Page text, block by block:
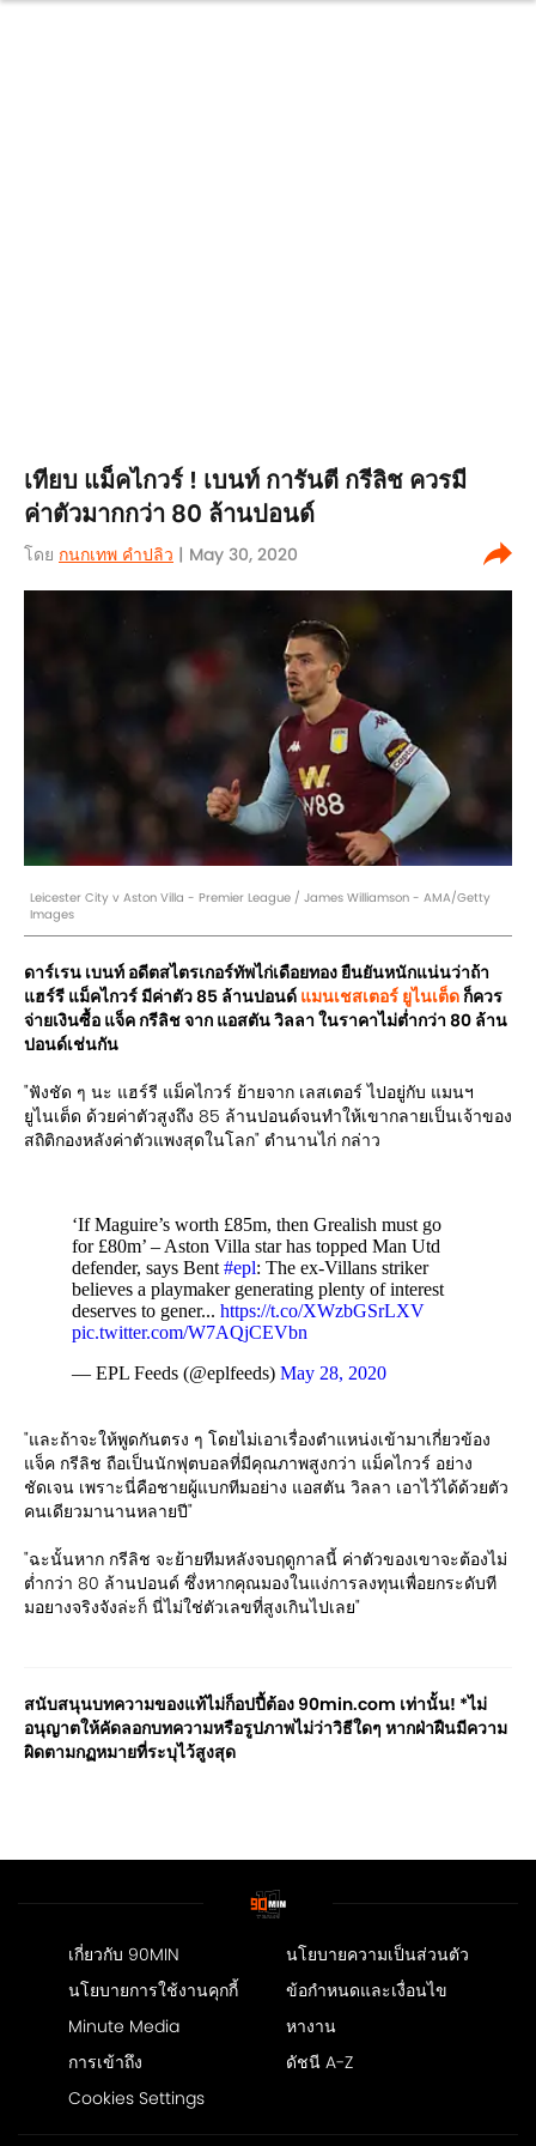
เทียบ แม็คไกวร์ ! เบนท์ การันตี กรีลิช ควรมี
ค่าตัวมากกว่า 80 ล้านปอนด์
โดย กนกเทพ คำปลิว | May 30, 2020
Leicester City v Aston Villa - Premier League / James Williamson - AMA/Getty
Images
ดาร์เรน เบนท์ อดีตสไตรเกอร์ทัพไก่เดือยทอง ยืนยันหนักแน่นว่าถ้า
แฮร์รี แม็คไกวร์ มีค่าตัว 85 ล้านปอนด์ แมนเชสเตอร์ ยูไนเต็ดก็ควร
จ่ายเงินซื้อ แจ็ค กรีลิช จาก แอสตัน วิลลา ในราคาไม่ต่ำกว่า 80 ล้าน
ปอนด์เช่นกัน
"ฟังชัด ๆ นะ แฮร์รี แม็คไกวร์ ย้ายจาก เลสเตอร์ ไปอยู่กับ แมนฯ
ยูไนเต็ด ด้วยค่าตัวสูงถึง 85 ล้านปอนด์จนทำให้เขากลายเป็นเจ้าของ
สถิติกองหลังค่าตัวแพงสุดในโลก" ตำนานไก่ กล่าว
‘If Maguire’s worth £85m, then Grealish must go
for £80m’ – Aston Villa star has topped Man Utd
defender, says Bent #epl: The ex-Villans striker
believes a playmaker generating plenty of interest
deserves to gener... https://t.co/XWzbGSrLXV
pic.twitter.com/W7AQjCEVbn
— EPL Feeds (@eplfeeds) May 28, 2020
"และถ้าจะให้พูดกันตรง ๆ โดยไม่เอาเรื่องตำแหน่งเข้ามาเกี่ยวข้อง
แจ็ค กรีลิช ถือเป็นนักฟุตบอลที่มีคุณภาพสูงกว่า แม็คไกวร์ อย่าง
ชัดเจน เพราะนี่คือชายผู้แบกทีมอย่าง แอสตัน วิลลา เอาไว้ได้ด้วยตัว
คนเดียวมานานหลายปี"
"ฉะนั้นหาก กรีลิช จะย้ายทีมหลังจบฤดูกาลนี้ ค่าตัวของเขาจะต้องไม่
ต่ำกว่า 80 ล้านปอนด์ ซึ่งหากคุณมองในแง่การลงทุนเพื่อยกระดับที
มอยางจริงจังล่ะก็ นี่ไม่ใช่ตัวเลขที่สูงเกินไปเลย"
สนับสนุนบทความของแท้ไม่ก็อปปี้ต้อง 90min.com เท่านั้น! *ไม่
อนุญาตให้คัดลอกบทความหรือรูปภาพไม่ว่าวิธีใดๆ หากฝ่าฝืนมีความ
ผิดตามกฏหมายที่ระบุไว้สูงสุด
เกี่ยวกับ 90MIN
นโยบายความเป็นส่วนตัว
นโยบายการใช้งานคุกกี้
ข้อกำหนดและเงื่อนไข
Minute Media
หางาน
การเข้าถึง
ดัชนี A-Z
Cookies Settings